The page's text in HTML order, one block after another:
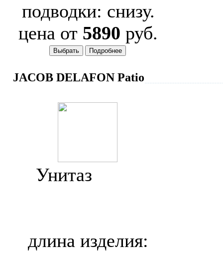
подводки: снизу.
цена от 5890 руб.
JACOB DELAFON Patio
Унитаз
длина изделия: